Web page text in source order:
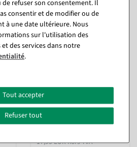
Disponible immédiatement
En différentes versions
17,95 EUR hors TVA
refuser son consentement. Il
consentir et de modifier ou de
à une date ultérieure. Nous
sur l'utilisation des
des services dans notre
.
Tout accepter
Refuser tout